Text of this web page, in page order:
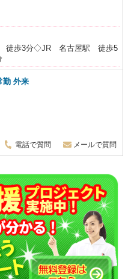
徒歩3分◇JR 名古屋駅 徒歩5
勤 外来
電話で質問 メールで質問